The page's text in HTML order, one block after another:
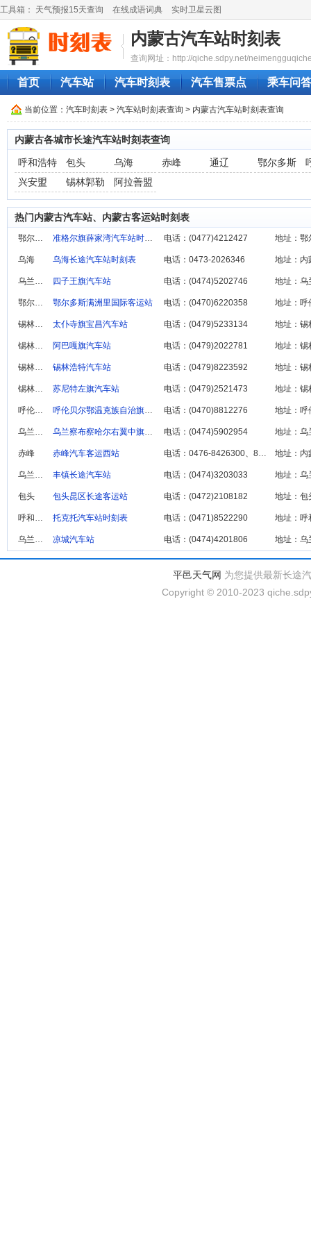
工具箱： 天气预报15天查询 在线成语词典 实时卫星云图
内蒙古汽车站时刻表
查询网址：http://qiche.sdpy.net/
首页 汽车站 汽车时刻表 汽车售票点 乘车问答
当前位置： 汽车时刻表 > 汽车站时刻表查询 > 内蒙古汽车站时刻表查询
内蒙古各城市长途汽车站时刻表查询
呼和浩特 包头 乌海 赤峰 通辽 鄂尔多斯
兴安盟
锡林郭勒 阿拉善盟
热门内蒙古汽车站、内蒙古客运站时刻表
鄂尔多斯 准格尔旗薛家湾汽车站时刻表 电话：(0477)4212427 地址：鄂
乌海 乌海长途汽车站‎时刻表 电话：0473-2026346 地址：内
乌兰察布 四子王旗汽车站 电话：(0474)5202746 地址：乌
鄂尔多斯 鄂尔多斯满洲里国际客运站 电话：(0470)6220358 地址：呼
锡林郭勒 太仆寺旗宝昌汽车站 电话：(0479)5233134 地址：锡
锡林郭勒 阿巴嘎旗汽车站 电话：(0479)2022781 地址：锡
锡林郭勒 锡林浩特汽车站 电话：(0479)8223592 地址：锡
锡林郭勒 苏尼特左旗汽车站 电话：(0479)2521473 地址：锡
呼伦贝尔 呼伦贝尔鄂温克族自治旗客运站 电话：(0470)8812276 地址：呼
乌兰察布 乌兰察布察哈尔右翼中旗汽车站 电话：(0474)5902954 地址：乌
赤峰 赤峰汽车客运西站 电话：0476-8426300、8468381 地址：内
乌兰察布 丰镇长途汽车站 电话：(0474)3203033 地址：乌
包头 包头昆区长途客运站 电话：(0472)2108182 地址：包
呼和浩特 托克托汽车站时刻表 电话：(0471)8522290 地址：呼
乌兰察布 凉城汽车站 电话：(0474)4201806 地址：乌
平邑天气网 为您提供最新长途
Copyright © 2010-2023